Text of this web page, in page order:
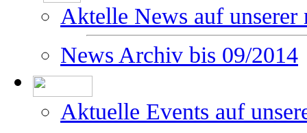
Aktelle News auf unserer
News Archiv bis 09/2014
Aktuelle Events auf